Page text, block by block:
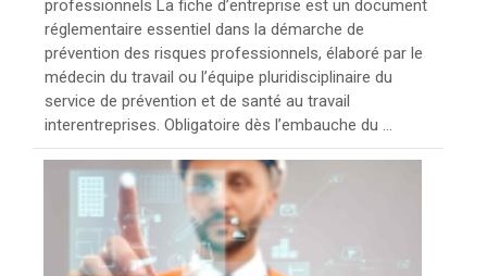
professionnels La fiche d’entreprise est un document
réglementaire essentiel dans la démarche de
prévention des risques professionnels, élaboré par le
médecin du travail ou l’équipe pluridisciplinaire du
service de prévention et de santé au travail
interentreprises. Obligatoire dès l’embauche du ...